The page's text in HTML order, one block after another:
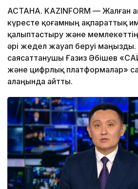
АСТАНА. KAZINFORM — Жалған
күресте қоғамның ақпараттық
қалыптастыру және
әрі жедел жауап беруі маңызды.
саясаттанушы Ғазиз Әбішев
және цифрлық платформалар»
алаңында айтты.